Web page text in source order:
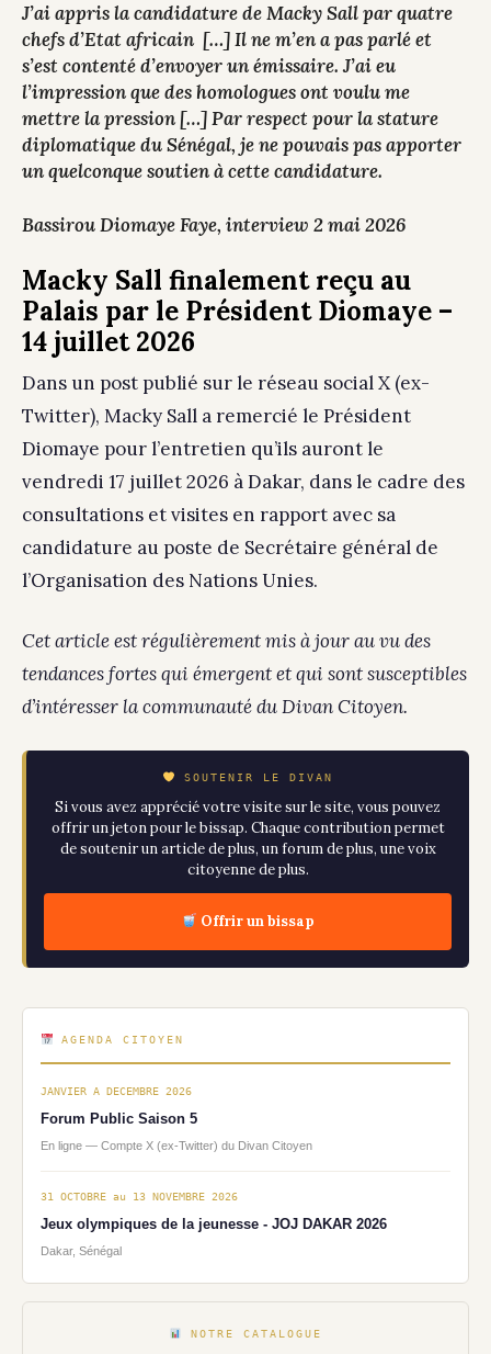
J’ai appris la candidature de Macky Sall par quatre
chefs d’Etat africain […] Il ne m’en a pas parlé et
s’est contenté d’envoyer un émissaire. J’ai eu
l’impression que des homologues ont voulu me
mettre la pression […] Par respect pour la stature
diplomatique du Sénégal, je ne pouvais pas apporter
un quelconque soutien à cette candidature.
Bassirou Diomaye Faye, interview 2 mai 2026
Macky Sall finalement reçu au
Palais par le Président Diomaye –
14 juillet 2026
Dans un post publié sur le réseau social X (ex-
Twitter), Macky Sall a remercié le Président
Diomaye pour l’entretien qu’ils auront le
vendredi 17 juillet 2026 à Dakar, dans le cadre des
consultations et visites en rapport avec sa
candidature au poste de Secrétaire général de
l’Organisation des Nations Unies.
Cet article est régulièrement mis à jour au vu des
tendances fortes qui émergent et qui sont susceptibles
d’intéresser la communauté du Divan Citoyen.
SOUTENIR LE DIVAN
Si vous avez apprécié votre visite sur le site, vous pouvez
offrir un jeton pour le bissap. Chaque contribution permet
de soutenir un article de plus, un forum de plus, une voix
citoyenne de plus.
Offrir un bissap
AGENDA CITOYEN
JANVIER A DECEMBRE 2026
Forum Public Saison 5
En ligne — Compte X (ex-Twitter) du Divan Citoyen
31 OCTOBRE au 13 NOVEMBRE 2026
Jeux olympiques de la jeunesse - JOJ DAKAR 2026
Dakar, Sénégal
NOTRE CATALOGUE